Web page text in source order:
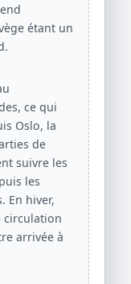
étant un
ce qui
Oslo, la
de
suivre les
les
En hiver,
circulation
arrivée à